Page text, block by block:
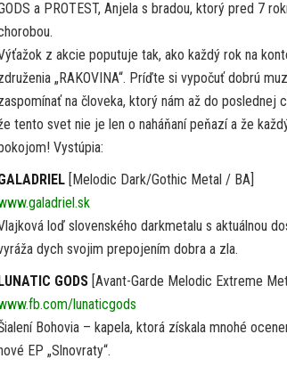
a PROTEST, Anjela s bradou, ktorý pred 7
z akcie poputuje tak, ako každý rok na
„RAKOVINA“. Príďte si vypočuť dobrú
na človeka, ktorý nám až do poslednej
tento svet nie je len o naháňaní peňazí a že
Vystúpia:
[Melodic Dark/Gothic Metal / BA]
loď slovenského darkmetalu s aktuálnou
dych svojim prepojením dobra a zla.
GODS [Avant-Garde Melodic Extreme
lunaticgods
Bohovia – kapela, ktorá získala mnohé
EP „Slnovraty“.